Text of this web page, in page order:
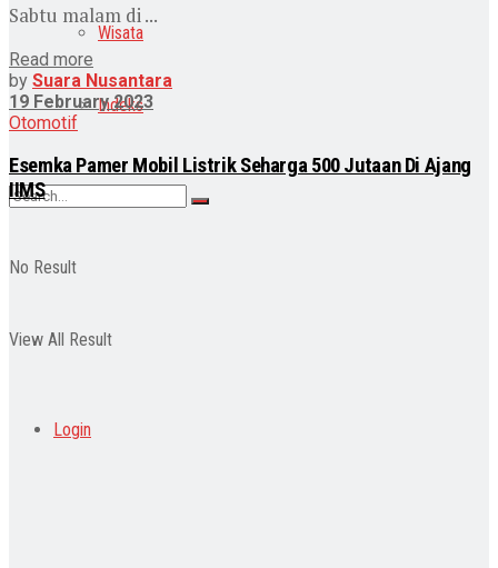
Wisata
Indeks
No Result
View All Result
Login
Sabtu malam di ...
Read more
by Suara Nusantara
19 February 2023
Otomotif
Esemka Pamer Mobil Listrik Seharga 500 Jutaan Di Ajang
IIMS